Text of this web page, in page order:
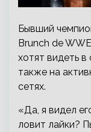
Бывший
Brunch de
хотят видеть
также на
сетях.
«Да, я видел
ловит лайки?